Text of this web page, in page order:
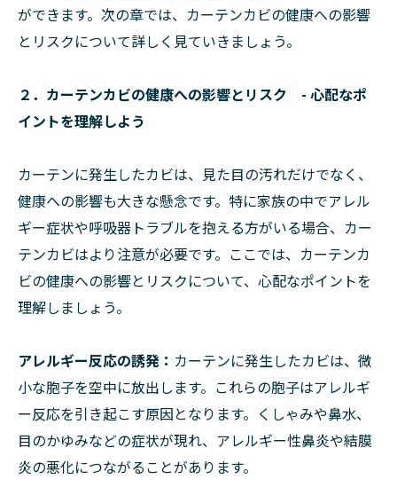
ができます。次の章では、カーテンカビの健康への影響
とリスクについて詳しく見ていきましょう。
２．カーテンカビの健康への影響とリスク - 心配なポ
イントを理解しよう
カーテンに発生したカビは、見た目の汚れだけでなく、
健康への影響も大きな懸念です。特に家族の中でアレル
ギー症状や呼吸器トラブルを抱える方がいる場合、カー
テンカビはより注意が必要です。ここでは、カーテンカ
ビの健康への影響とリスクについて、心配なポイントを
理解しましょう。
アレルギー反応の誘発： カーテンに発生したカビは、微
小な胞子を空中に放出します。これらの胞子はアレルギ
ー反応を引き起こす原因となります。くしゃみや鼻水、
目のかゆみなどの症状が現れ、アレルギー性鼻炎や結膜
炎の悪化につながることがあります。